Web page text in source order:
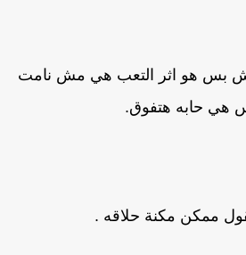
بس هو اثر التعب هي مش نامت
حابه هتفوق.
ممكن مكنة حلاقه .